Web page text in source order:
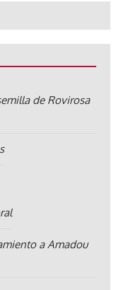
de Rovirosa
a Amadou